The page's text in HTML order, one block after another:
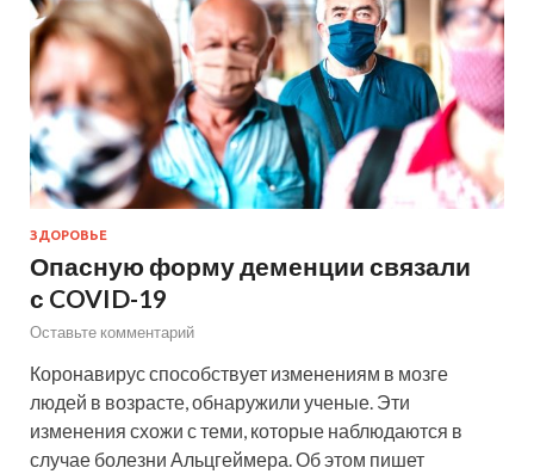
ЗДОРОВЬЕ
Опасную форму деменции связали
с COVID-19
Оставьте комментарий
Коронавирус способствует изменениям в мозге
людей в возрасте, обнаружили ученые. Эти
изменения схожи с теми, которые наблюдаются в
случае болезни Альцгеймера. Об этом пишет